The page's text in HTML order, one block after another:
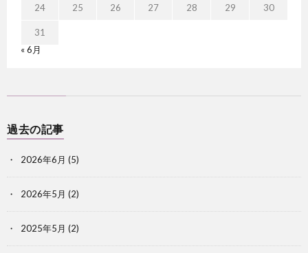
24 25 26 27 28 29 30
31
« 6月
過去の記事
2026年6月 (5)
2026年5月 (2)
2025年5月 (2)